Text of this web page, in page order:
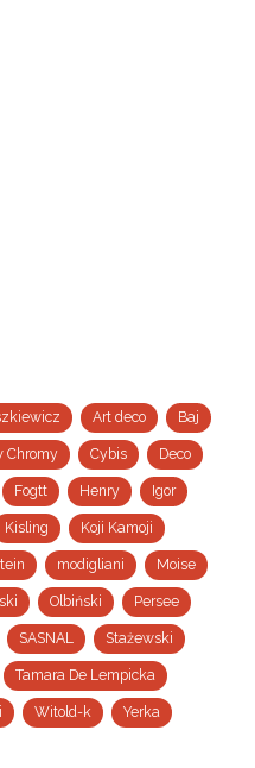
Art deco Baj
Chromy Cybis Deco
Fogtt Henry Igor
Kisling Koji Kamoji
modigliani Moise
Olbiński Persee
SASNAL Stażewski
Tamara De Lempicka
Witold-k Yerka